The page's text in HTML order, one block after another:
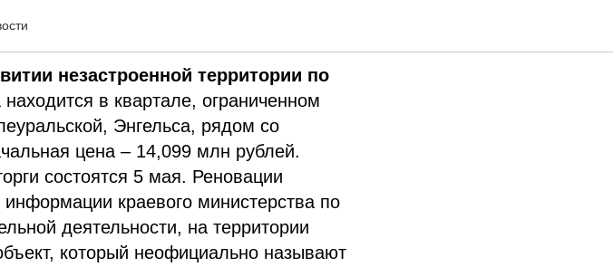
2025
незастроенной территории по
в квартале, ограниченном
Энгельса, рядом со
цена – 14,099 млн рублей.
состоятся 5 мая. Реновации
краевого министерства по
деятельности, на территории
который неофициально называют